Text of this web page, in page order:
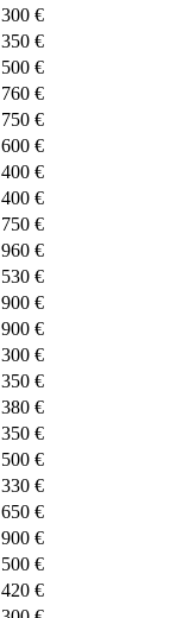
300 €
350 €
500 €
760 €
750 €
600 €
400 €
400 €
750 €
960 €
530 €
900 €
900 €
300 €
350 €
380 €
350 €
500 €
330 €
650 €
900 €
500 €
420 €